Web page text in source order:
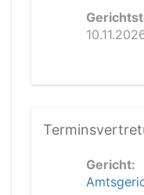
Gericht: